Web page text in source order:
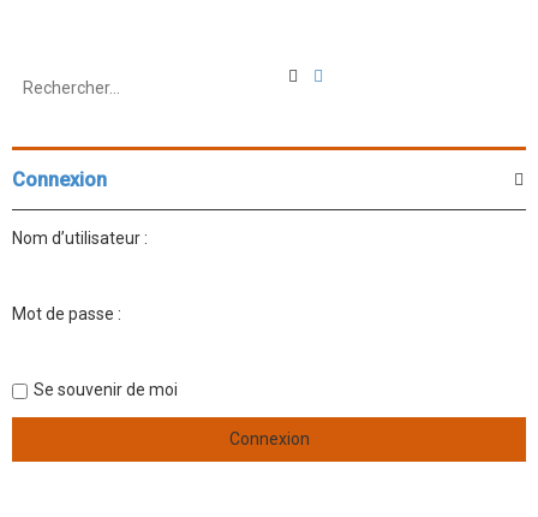
e
h
e
h
Connexion
Nom d’utilisateur :
Mot de passe :
Se souvenir de moi